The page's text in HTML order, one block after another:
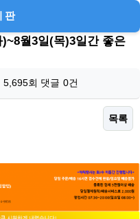
판
월3일(목)3일간 좋은
5,695회 댓글 0건
목록